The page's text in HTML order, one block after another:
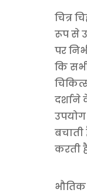
चित्र
रूप से
पर
कि
दर्शाने
करती
भौतिक